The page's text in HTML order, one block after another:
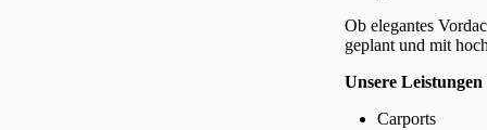
Ob elegantes
geplant und mit
Unsere
Carports